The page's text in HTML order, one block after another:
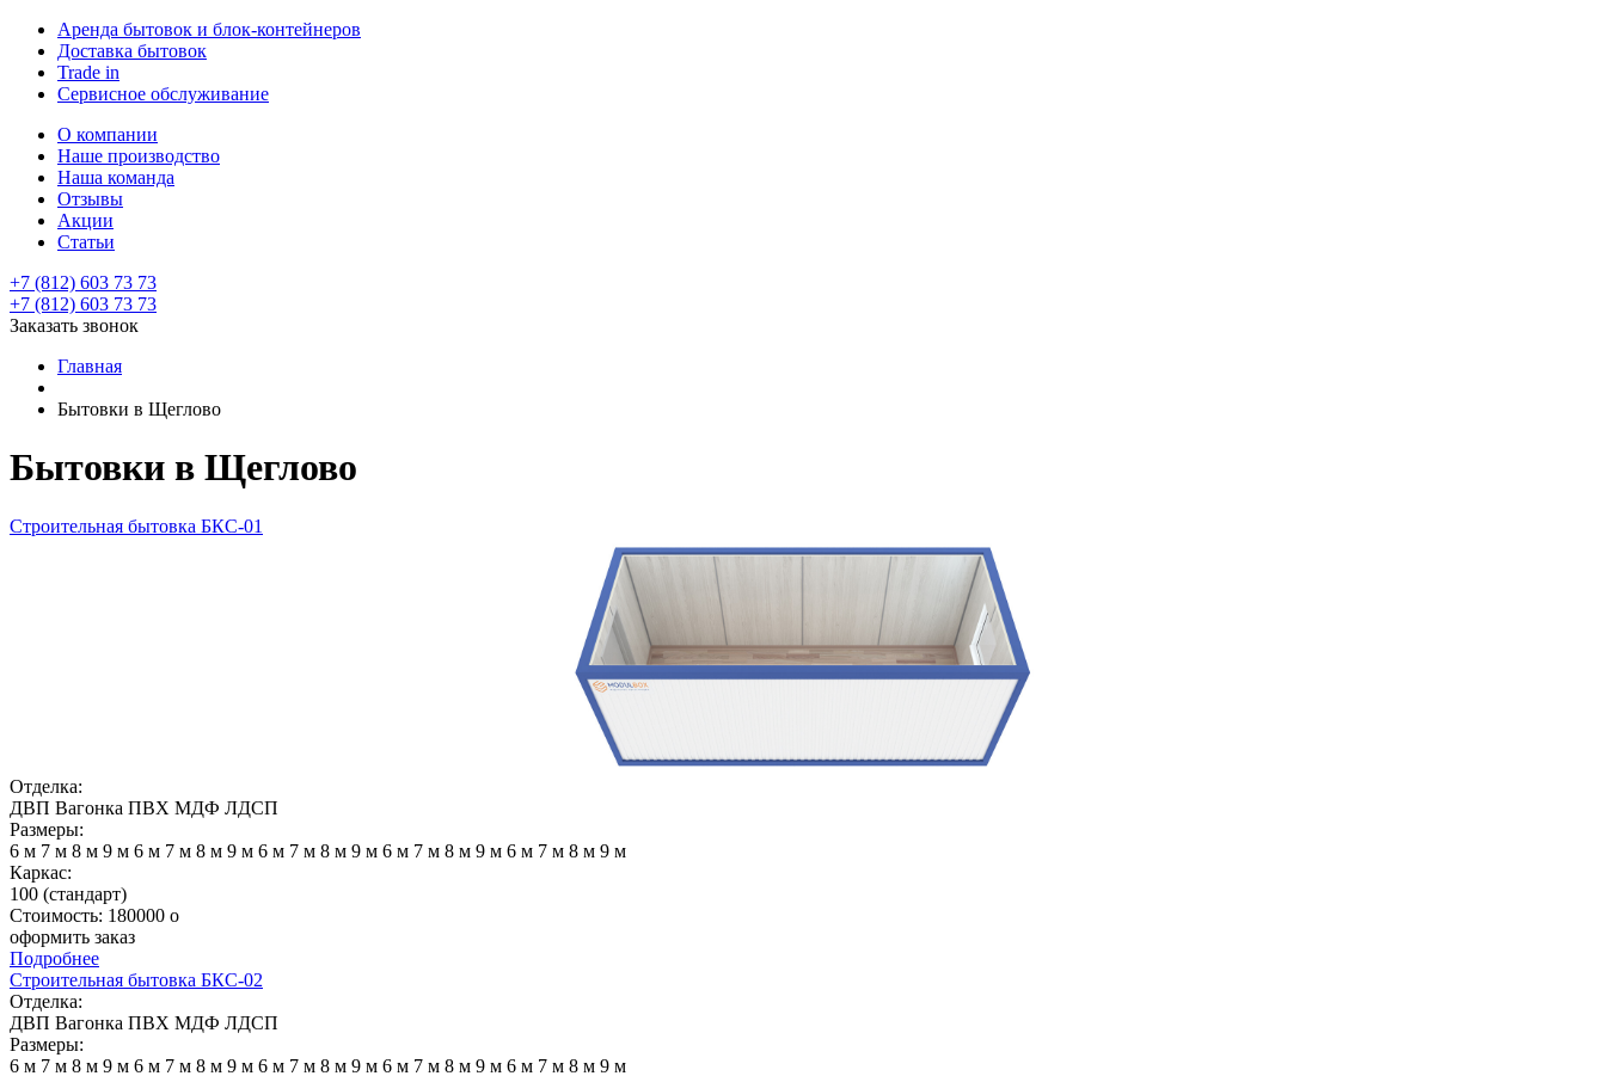
Аренда бытовок и блок-контейнеров
Доставка бытовок
Trade in
Сервисное обслуживание
О компании
Наше производство
Наша команда
Отзывы
Акции
Статьи
+7 (812) 603 73 73
+7 (812) 603 73 73
Заказать звонок
Главная
Бытовки в Щеглово
Бытовки в Щеглово
Строительная бытовка БКС-01
Отделка:
ДВП Вагонка ПВХ МДФ ЛДСП
Размеры:
6 м 7 м 8 м 9 м 6 м 7 м 8 м 9 м 6 м 7 м 8 м 9 м 6 м 7 м 8 м 9 м 6 м 7 м 8 м 9 м
Каркас:
100 (стандарт)
Стоимость: 180000 o
оформить заказ
Подробнее
Строительная бытовка БКС-02
Отделка:
ДВП Вагонка ПВХ МДФ ЛДСП
Размеры:
6 м 7 м 8 м 9 м 6 м 7 м 8 м 9 м 6 м 7 м 8 м 9 м 6 м 7 м 8 м 9 м 6 м 7 м 8 м 9 м